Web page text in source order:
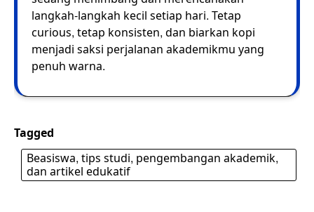
langkah-langkah kecil setiap hari. Tetap
curious, tetap konsisten, dan biarkan kopi
menjadi saksi perjalanan akademikmu yang
penuh warna.
Tagged
Beasiswa, tips studi, pengembangan akademik,
dan artikel edukatif